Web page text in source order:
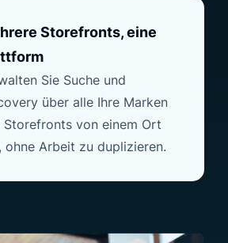
Storefronts, eine
Sie Suche und
über alle Ihre Marken
Storefronts von einem Ort
ohne Arbeit zu duplizieren.